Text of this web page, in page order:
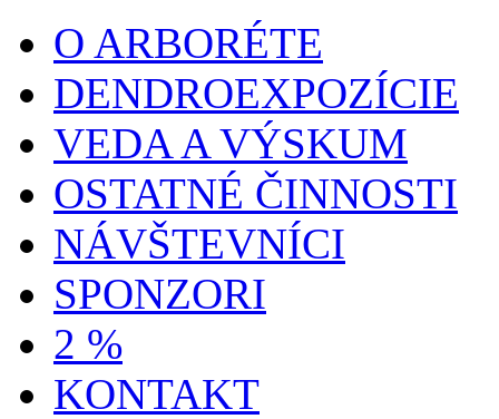
O ARBORÉTE
DENDROEXPOZÍCIE
VEDA A VÝSKUM
OSTATNÉ ČINNOSTI
NÁVŠTEVNÍCI
SPONZORI
2 %
KONTAKT